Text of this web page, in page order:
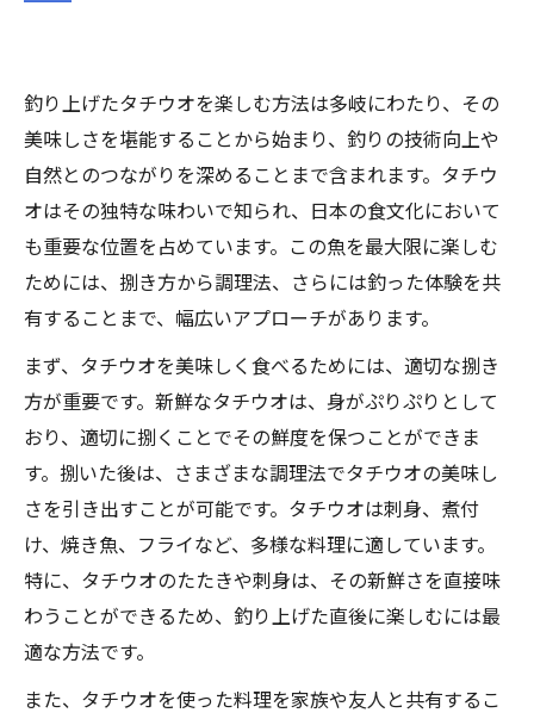
釣り上げたタチウオを楽しむ方法は多岐にわたり、その
美味しさを堪能することから始まり、釣りの技術向上や
自然とのつながりを深めることまで含まれます。タチウ
オはその独特な味わいで知られ、日本の食文化において
も重要な位置を占めています。この魚を最大限に楽しむ
ためには、捌き方から調理法、さらには釣った体験を共
有することまで、幅広いアプローチがあります。
まず、タチウオを美味しく食べるためには、適切な捌き
方が重要です。新鮮なタチウオは、身がぷりぷりとして
おり、適切に捌くことでその鮮度を保つことができま
す。捌いた後は、さまざまな調理法でタチウオの美味し
さを引き出すことが可能です。タチウオは刺身、煮付
け、焼き魚、フライなど、多様な料理に適しています。
特に、タチウオのたたきや刺身は、その新鮮さを直接味
わうことができるため、釣り上げた直後に楽しむには最
適な方法です。
また、タチウオを使った料理を家族や友人と共有するこ